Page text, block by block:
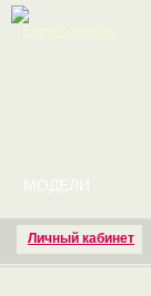
Личный кабинет
МОДЕЛИ